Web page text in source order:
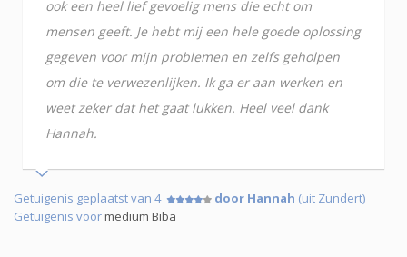
ook een heel lief gevoelig mens die echt om
mensen geeft. Je hebt mij een hele goede oplossing
gegeven voor mijn problemen en zelfs geholpen
om die te verwezenlijken. Ik ga er aan werken en
weet zeker dat het gaat lukken. Heel veel dank
Hannah.
Getuigenis geplaatst van 4 door Hannah (uit Zundert)
Getuigenis voormedium Biba